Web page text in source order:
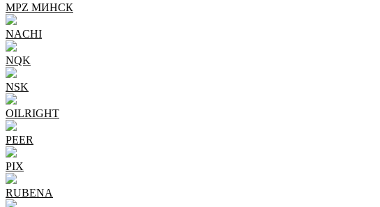
MPZ МИНСК
NACHI
NQK
NSK
OILRIGHT
PEER
PIX
RUBENA